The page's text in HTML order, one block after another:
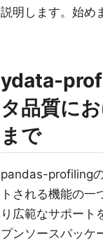
説明します。始め
ydata-
タ品質に
まで
pandas-profiling
トされる機能の
り広範なサポー
プンソースパッケ